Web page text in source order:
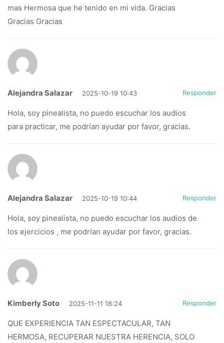
mas Hermosa que he tenido en mi vida. Gracias
Gracias Gracias
Alejandra Salazar 2025-10-19 10:43 Responder
Hola, soy pinealista, no puedo escuchar los audios
para practicar, me podrían ayudar por favor, gracias.
Alejandra Salazar 2025-10-19 10:44 Responder
Hola, soy pinealista, no puedo escuchar los audios de
los ejercicios , me podrían ayudar por favor, gracias.
Kimberly Soto 2025-11-11 18:24 Responder
QUE EXPERIENCIA TAN ESPECTACULAR, TAN
HERMOSA, RECUPERAR NUESTRA HERENCIA, SOLO